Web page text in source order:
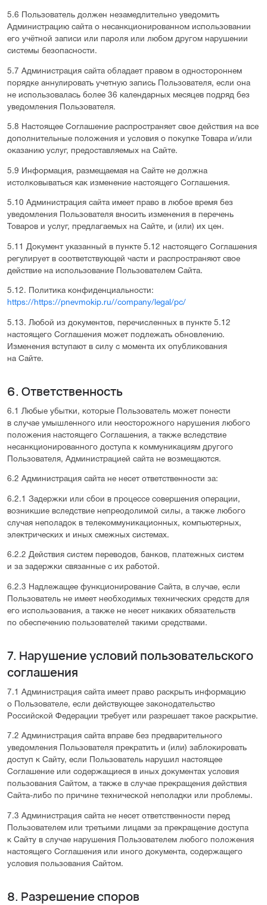
5.6 Пользователь должен незамедлительно уведомить
Администрацию сайта о несанкционированном использовании
его учётной записи или пароля или любом другом нарушении
системы безопасности.
5.7 Администрация сайта обладает правом в одностороннем
порядке аннулировать учетную запись Пользователя, если она
не использовалась более 36 календарных месяцев подряд без
уведомления Пользователя.
5.8 Настоящее Соглашение распространяет свое действия на все
дополнительные положения и условия о покупке Товара и/или
оказанию услуг, предоставляемых на Сайте.
5.9 Информация, размещаемая на Сайте не должна
истолковываться как изменение настоящего Соглашения.
5.10 Администрация сайта имеет право в любое время без
уведомления Пользователя вносить изменения в перечень
Товаров и услуг, предлагаемых на Сайте, и (или) их цен.
5.11 Документ указанный в пункте 5.12 настоящего Соглашения
регулирует в соответствующей части и распространяют свое
действие на использование Пользователем Сайта.
5.12. Политика конфиденциальности:
https://https://pnevmokip.ru//company/legal/pc/
5.13. Любой из документов, перечисленных в пункте 5.12
настоящего Соглашения может подлежать обновлению.
Изменения вступают в силу с момента их опубликования
на Сайте.
6. Ответственность
6.1 Любые убытки, которые Пользователь может понести
в случае умышленного или неосторожного нарушения любого
положения настоящего Соглашения, а также вследствие
несанкционированного доступа к коммуникациям другого
Пользователя, Администрацией сайта не возмещаются.
6.2 Администрация сайта не несет ответственности за:
6.2.1 Задержки или сбои в процессе совершения операции,
возникшие вследствие непреодолимой силы, а также любого
случая неполадок в телекоммуникационных, компьютерных,
электрических и иных смежных системах.
6.2.2 Действия систем переводов, банков, платежных систем
и за задержки связанные с их работой.
6.2.3 Надлежащее функционирование Сайта, в случае, если
Пользователь не имеет необходимых технических средств для
его использования, а также не несет никаких обязательств
по обеспечению пользователей такими средствами.
7. Нарушение условий пользовательского
соглашения
7.1 Администрация сайта имеет право раскрыть информацию
о Пользователе, если действующее законодательство
Российской Федерации требует или разрешает такое раскрытие.
7.2 Администрация сайта вправе без предварительного
уведомления Пользователя прекратить и (или) заблокировать
доступ к Сайту, если Пользователь нарушил настоящее
Соглашение или содержащиеся в иных документах условия
пользования Сайтом, а также в случае прекращения действия
Сайта-либо по причине технической неполадки или проблемы.
7.3 Администрация сайта не несет ответственности перед
Пользователем или третьими лицами за прекращение доступа
к Сайту в случае нарушения Пользователем любого положения
настоящего Соглашения или иного документа, содержащего
условия пользования Сайтом.
8. Разрешение споров